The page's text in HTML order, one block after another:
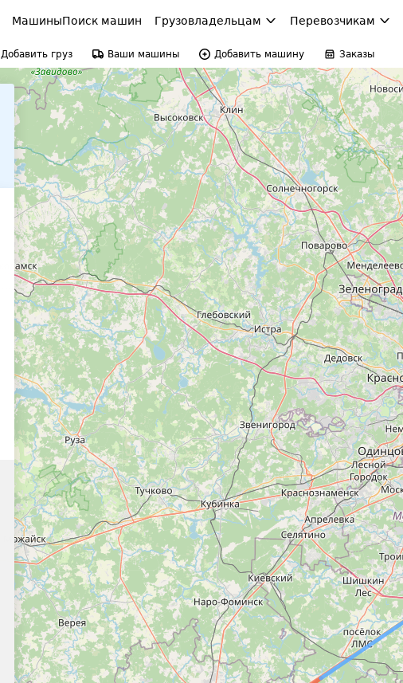
МашиныПоиск машин Грузовладельцам Перевозчикам
Добавить груз Ваши машины Добавить машину Заказы